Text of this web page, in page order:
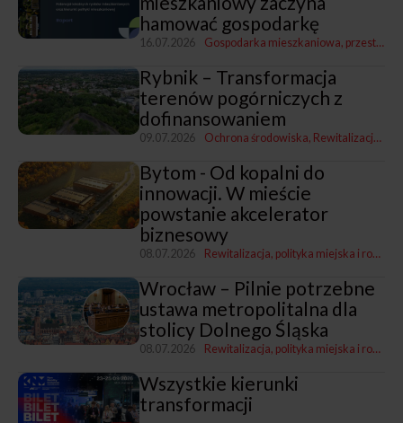
hamować gospodarkę
16.07.2026 Gospodarka mieszkaniowa, przestrzenna i nieruchomościami
Rybnik – Transformacja
terenów pogórniczych z
dofinansowaniem
09.07.2026 Ochrona środowiska Rewitalizacja, polityka miejska i rozwój
Bytom - Od kopalni do
innowacji. W mieście
powstanie akcelerator
biznesowy
08.07.2026 Rewitalizacja, polityka miejska i rozwój
Wrocław – Pilnie potrzebne
ustawa metropolitalna dla
stolicy Dolnego Śląska
08.07.2026 Rewitalizacja, polityka miejska i rozwój
Wszystkie kierunki
transformacji